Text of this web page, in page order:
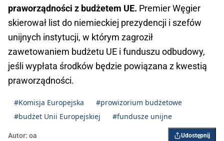
praworządności z budżetem UE. Premier Węgier
skierował list do niemieckiej prezydencji i szefów
unijnych instytucji, w którym zagroził
zawetowaniem budżetu UE i funduszu odbudowy,
jeśli wypłata środków będzie powiązana z kwestią
praworządności.
#Komisja Europejska
#prowizorium budżetowe
#budżet Unii Europejskiej
#fundusze unijne
Autor: oa Udostępnij